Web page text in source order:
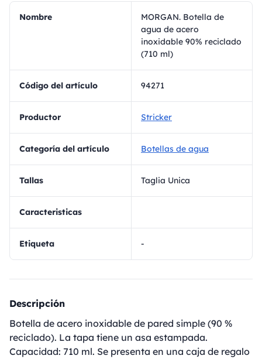
Nombre
MORGAN. Botella de
agua de acero
inoxidable 90% reciclado
(710 ml)
Código del artículo 94271
Productor Stricker
Categoría del artículo Botellas de agua
Tallas Taglia Unica
Caracteristicas
Etiqueta -
Descripción
Botella de acero inoxidable de pared simple (90 %
reciclado). La tapa tiene un asa estampada.
Capacidad: 710 ml. Se presenta en una caja de regalo